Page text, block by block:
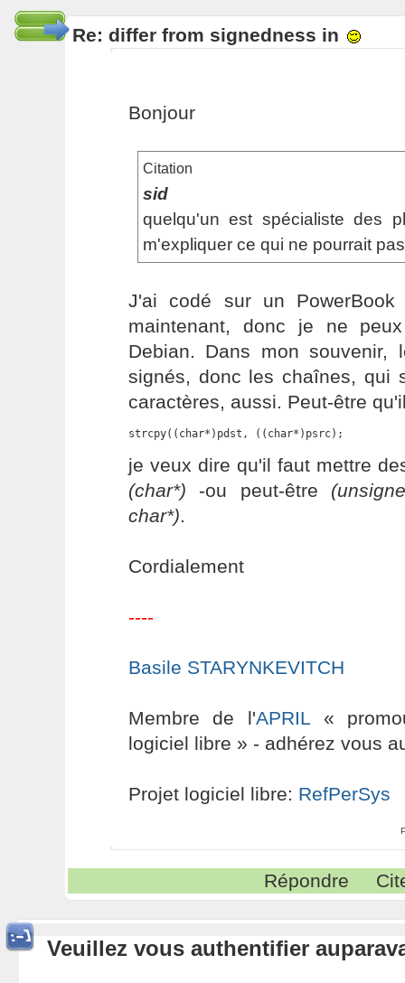
Re: differ from signedness in
Bonjour
Citation
sid
quelqu'un est spécialiste des
m'expliquer ce qui ne pourrait
J'ai codé sur un
maintenant, donc je ne
Debian. Dans mon souvenir,
signés, donc les chaînes, qui
caractères, aussi. Peut-être
strcpy((char*)pdst, ((char*)psrc);
je veux dire qu'il faut mettre
(char*) -ou peut-être
char*).
Cordialement
----
Basile STARYNKEVITCH
Membre de l'APRIL «
logiciel libre » - adhérez vous
Projet logiciel libre: RefPerSys
Répondre
Veuillez vous authentifier